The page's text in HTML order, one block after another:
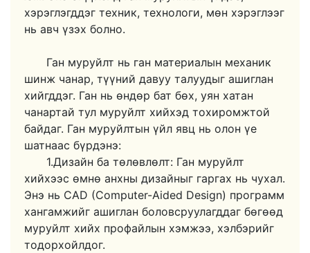
хэрэглэгддэг техник, технологи, мөн хэрэглээг
нь авч үзэх болно.
Ган муруйлт нь ган материалын механик
шинж чанар, түүний давуу талуудыг ашиглан
хийгддэг. Ган нь өндөр бат бөх, уян хатан
чанартай тул муруйлт хийхэд тохиромжтой
байдаг. Ган муруйлтын үйл явц нь олон үе
шатнаас бүрдэнэ:
1.Дизайн ба төлөвлөлт: Ган муруйлт
хийхээс өмнө анхны дизайныг гаргах нь чухал.
Энэ нь CAD (Computer-Aided Design) программ
хангамжийг ашиглан боловсруулагддаг бөгөөд
муруйлт хийх профайлын хэмжээ, хэлбэрийг
тодорхойлдог.